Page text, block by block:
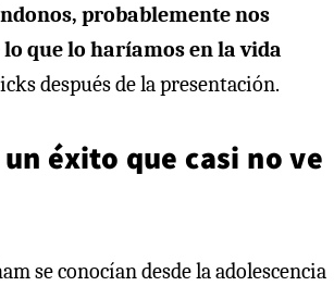
probablemente nos
lo que lo haríamos en la vida
después de la presentación.
éxito que casi no ve
se conocían desde la adolescencia